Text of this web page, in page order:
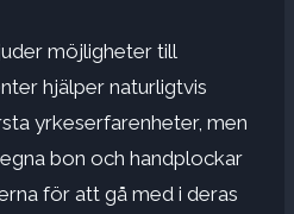
möjligheter till
hjälper naturligtvis
yrkeserfarenheter, men
bon och handplockar
för att gå med i deras